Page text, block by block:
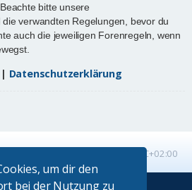
um dir den
bei der Nutzung zu
bitte unsere
verwandten Regelungen, bevor du
auch die jeweiligen Forenregeln, wenn
| Datenschutzerklärung
UTC+02:00